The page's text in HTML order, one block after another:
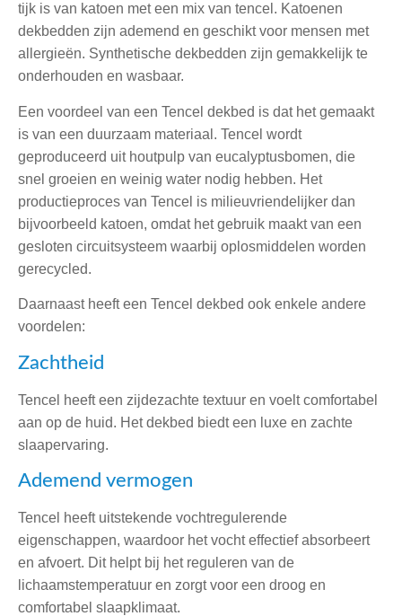
tijk is van katoen met een mix van tencel. Katoenen
dekbedden zijn ademend en geschikt voor mensen met
allergieën. Synthetische dekbedden zijn gemakkelijk te
onderhouden en wasbaar.
Een voordeel van een Tencel dekbed is dat het gemaakt
is van een duurzaam materiaal. Tencel wordt
geproduceerd uit houtpulp van eucalyptusbomen, die
snel groeien en weinig water nodig hebben. Het
productieproces van Tencel is milieuvriendelijker dan
bijvoorbeeld katoen, omdat het gebruik maakt van een
gesloten circuitsysteem waarbij oplosmiddelen worden
gerecycled.
Daarnaast heeft een Tencel dekbed ook enkele andere
voordelen:
Zachtheid
Tencel heeft een zijdezachte textuur en voelt comfortabel
aan op de huid. Het dekbed biedt een luxe en zachte
slaapervaring.
Ademend vermogen
Tencel heeft uitstekende vochtregulerende
eigenschappen, waardoor het vocht effectief absorbeert
en afvoert. Dit helpt bij het reguleren van de
lichaamstemperatuur en zorgt voor een droog en
comfortabel slaapklimaat.